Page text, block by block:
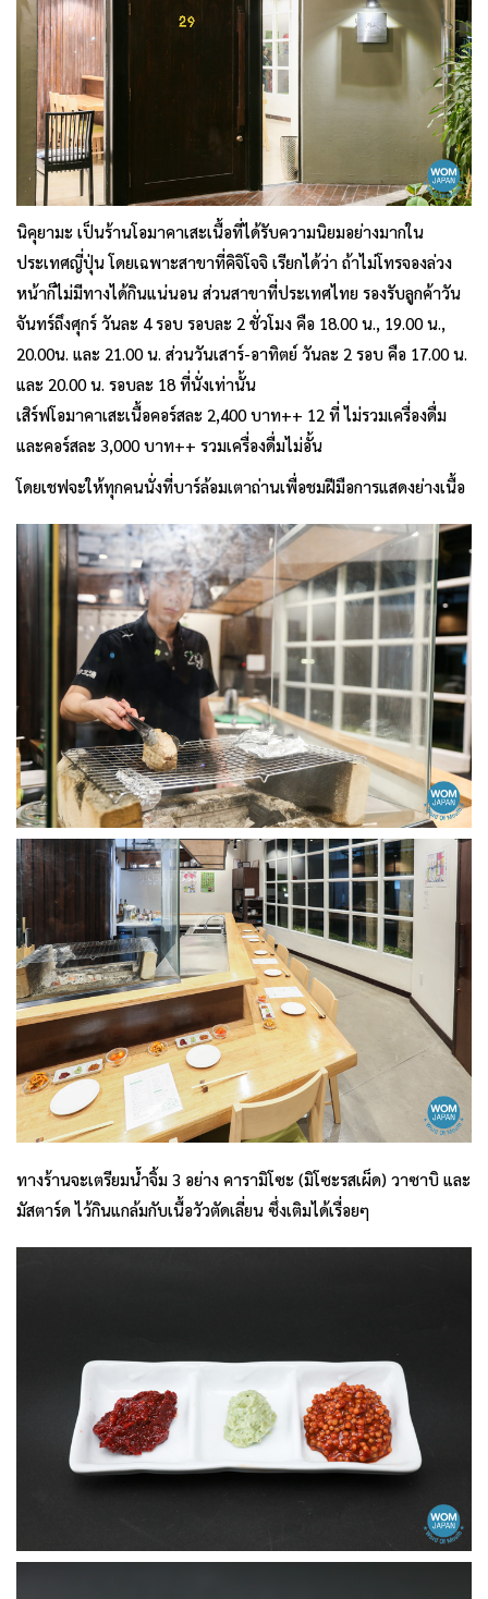
นิคุยามะ เป็นร้านโอมาคาเสะเนื้อที่ได้รับความนิยมอย่างมากใน
ประเทศญี่ปุ่น โดยเฉพาะสาขาที่คิจิโจจิ เรียกได้ว่า ถ้าไม่โทรจองล่วง
หน้าก็ไม่มีทางได้กินแน่นอน ส่วนสาขาที่ประเทศไทย รองรับลูกค้าวัน
จันทร์ถึงศุกร์ วันละ 4 รอบ รอบละ 2 ชั่วโมง คือ 18.00 น., 19.00 น.,
20.00น. และ 21.00 น. ส่วนวันเสาร์-อาทิตย์ วันละ 2 รอบ คือ 17.00 น.
และ 20.00 น. รอบละ 18 ที่นั่งเท่านั้น
เสิร์ฟโอมาคาเสะเนื้อคอร์สละ 2,400 บาท++ 12 ที่ ไม่รวมเครื่องดื่ม
และคอร์สละ 3,000 บาท++ รวมเครื่องดื่มไม่อั้น
โดยเชฟจะให้ทุกคนนั่งที่บาร์ล้อมเตาถ่านเพื่อชมฝีมือการแสดงย่างเนื้อ
ทางร้านจะเตรียมน้ำจิ้ม 3 อย่าง คารามิโซะ (มิโซะรสเผ็ด) วาซาบิ และ
มัสตาร์ด ไว้กินแกล้มกับเนื้อวัวตัดเลี่ยน ซึ่งเติมได้เรื่อยๆ